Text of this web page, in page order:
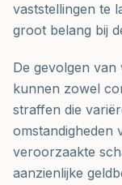
vaststellingen te
groot belang bij
De gevolgen
kunnen zowel
straffen die
omstandigheden
veroorzaakte
aanzienlijke